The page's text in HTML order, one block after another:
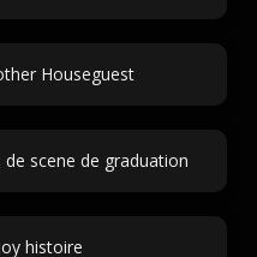
Houseguest
scene de graduation
histoire